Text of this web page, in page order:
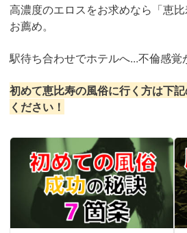
高濃度のエロスをお求めなら「恵
お薦め。
駅待ち合わせでホテルへ...不倫感覚
初めて恵比寿の風俗に行く方は下
ください！